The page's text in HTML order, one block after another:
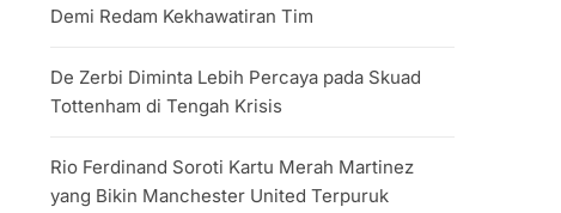
Demi Redam Kekhawatiran Tim
De Zerbi Diminta Lebih Percaya pada Skuad
Tottenham di Tengah Krisis
Rio Ferdinand Soroti Kartu Merah Martinez
yang Bikin Manchester United Terpuruk